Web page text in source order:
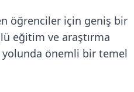
öğrenciler için geniş bir
eğitim ve araştırma
yolunda önemli bir temel